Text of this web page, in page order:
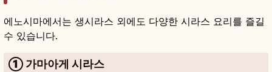
에노시마에서는 생시라스 외에도 다양한 시라스 요리를 즐길
수 있습니다.
① 가마아게 시라스